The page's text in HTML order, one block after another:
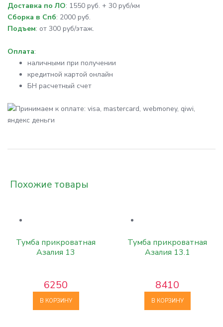
Доставка по ЛО: 1550 руб. + 30 руб/км
Сборка в Спб: 2000 руб.
Подъем: от 300 руб/этаж.
Оплата:
наличными при получении
кредитной картой онлайн
БН расчетный счет
Похожие товары
Тумба прикроватная
Азалия 13
6250
В КОРЗИНУ
Тумба прикроватная
Азалия 13.1
8410
В КОРЗИНУ